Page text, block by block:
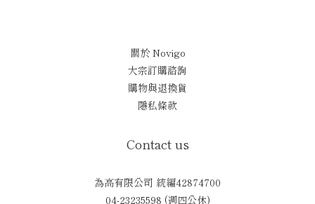
關於 Novigo
大宗訂購諮詢
購物與退換貨
隱私條款
Contact us
為高有限公司 統編42874700
04-23235598 (週四公休)